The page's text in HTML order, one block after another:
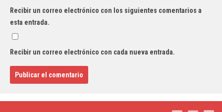
Recibir un correo electrónico con los siguientes comentarios a
esta entrada.
Recibir un correo electrónico con cada nueva entrada.